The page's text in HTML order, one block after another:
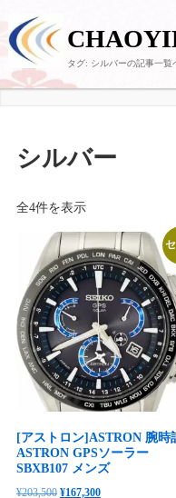
タグ: シルバーの記事一覧
シルバー
全4件を表示
[アストロン]ASTRON 腕時
ASTRON GPSソーラー
SBXB107 メンズ
¥203,500 元
¥167,300現